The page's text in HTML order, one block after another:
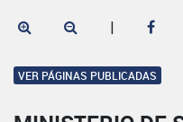
|
VER PÁGINAS PUBLICADAS